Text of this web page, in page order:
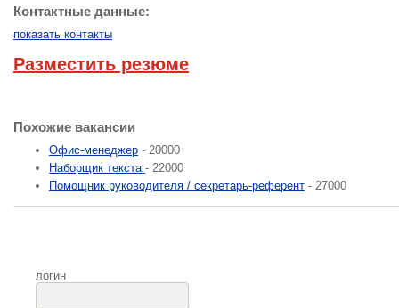
Контактные данные:
показать контакты
Разместить резюме
Похожие вакансии
Офис-менеджер - 20000
Наборщик текста - 22000
Помощник руководителя / секретарь-референт - 27000
логин